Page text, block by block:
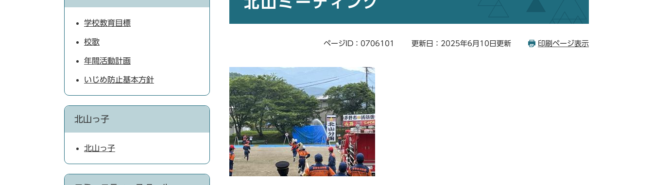
ページID：0706101 更新日：2025年6月10日更新 印刷ページ表示
学校教育目標
校歌
年間活動計画
いじめ防止基本方針
北山っ子
北山っ子